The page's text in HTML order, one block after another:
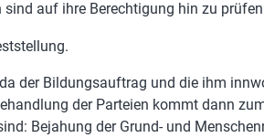
sind auf ihre Berechtigung hin zu
der Bildungsauftrag und die ihm
der Parteien kommt dann
Bejahung der Grund- und